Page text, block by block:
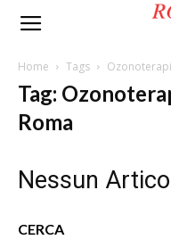
Roma
Amor
Home Tags
Tag:
Roma
Nessun
CERCA